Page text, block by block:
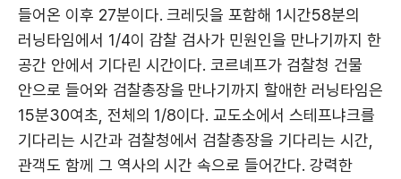
들어온 이후 27분이다. 크레딧을 포함해 1시간58분의
러닝타임에서 1/4이 감찰 검사가 민원인을 만나기까지 한
공간 안에서 기다린 시간이다. 코르녜프가 검찰청 건물
안으로 들어와 검찰총장을 만나기까지 할애한 러닝타임은
15분30여초, 전체의 1/8이다. 교도소에서 스테프냐크를
기다리는 시간과 검찰청에서 검찰총장을 기다리는 시간,
관객도 함께 그 역사의 시간 속으로 들어간다. 강력한